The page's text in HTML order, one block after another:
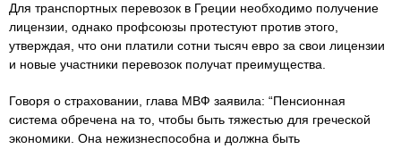
Для транспортных перевозок в Греции необходимо получение
лицензии, однако профсоюзы протестуют против этого,
утверждая, что они платили сотни тысяч евро за свои лицензии
и новые участники перевозок получат преимущества.
Говоря о страховании, глава МВФ заявила: “Пенсионная
система обречена на то, чтобы быть тяжестью для греческой
экономики. Она нежизнеспособна и должна быть